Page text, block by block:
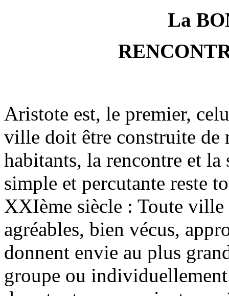
La
Aristote est, le premier,
ville doit être construite de
habitants, la rencontre et
simple et percutante reste
XXIème siècle : Toute
agréables, bien vécus,
donnent envie au plus
groupe ou